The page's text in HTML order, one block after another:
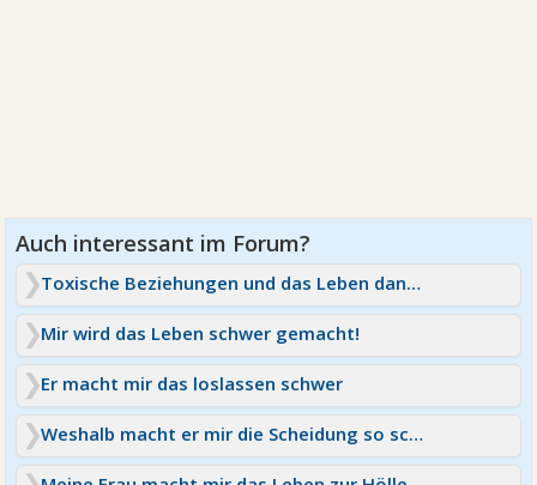
Toxische Beziehungen und das Leben danach
Mir wird das Leben schwer gemacht!
Er macht mir das loslassen schwer
Weshalb macht er mir die Scheidung so schwer?